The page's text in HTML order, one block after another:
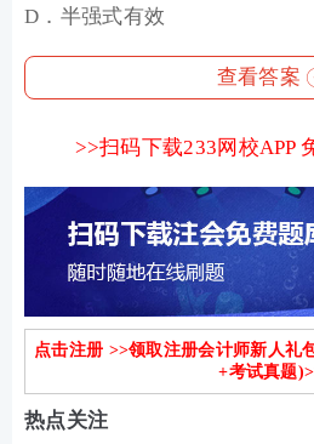
D．半强式有效
查看答案
>>扫码下载233网校APP
点击注册 >>领取注册会计师新人礼
+考试真题
热点关注